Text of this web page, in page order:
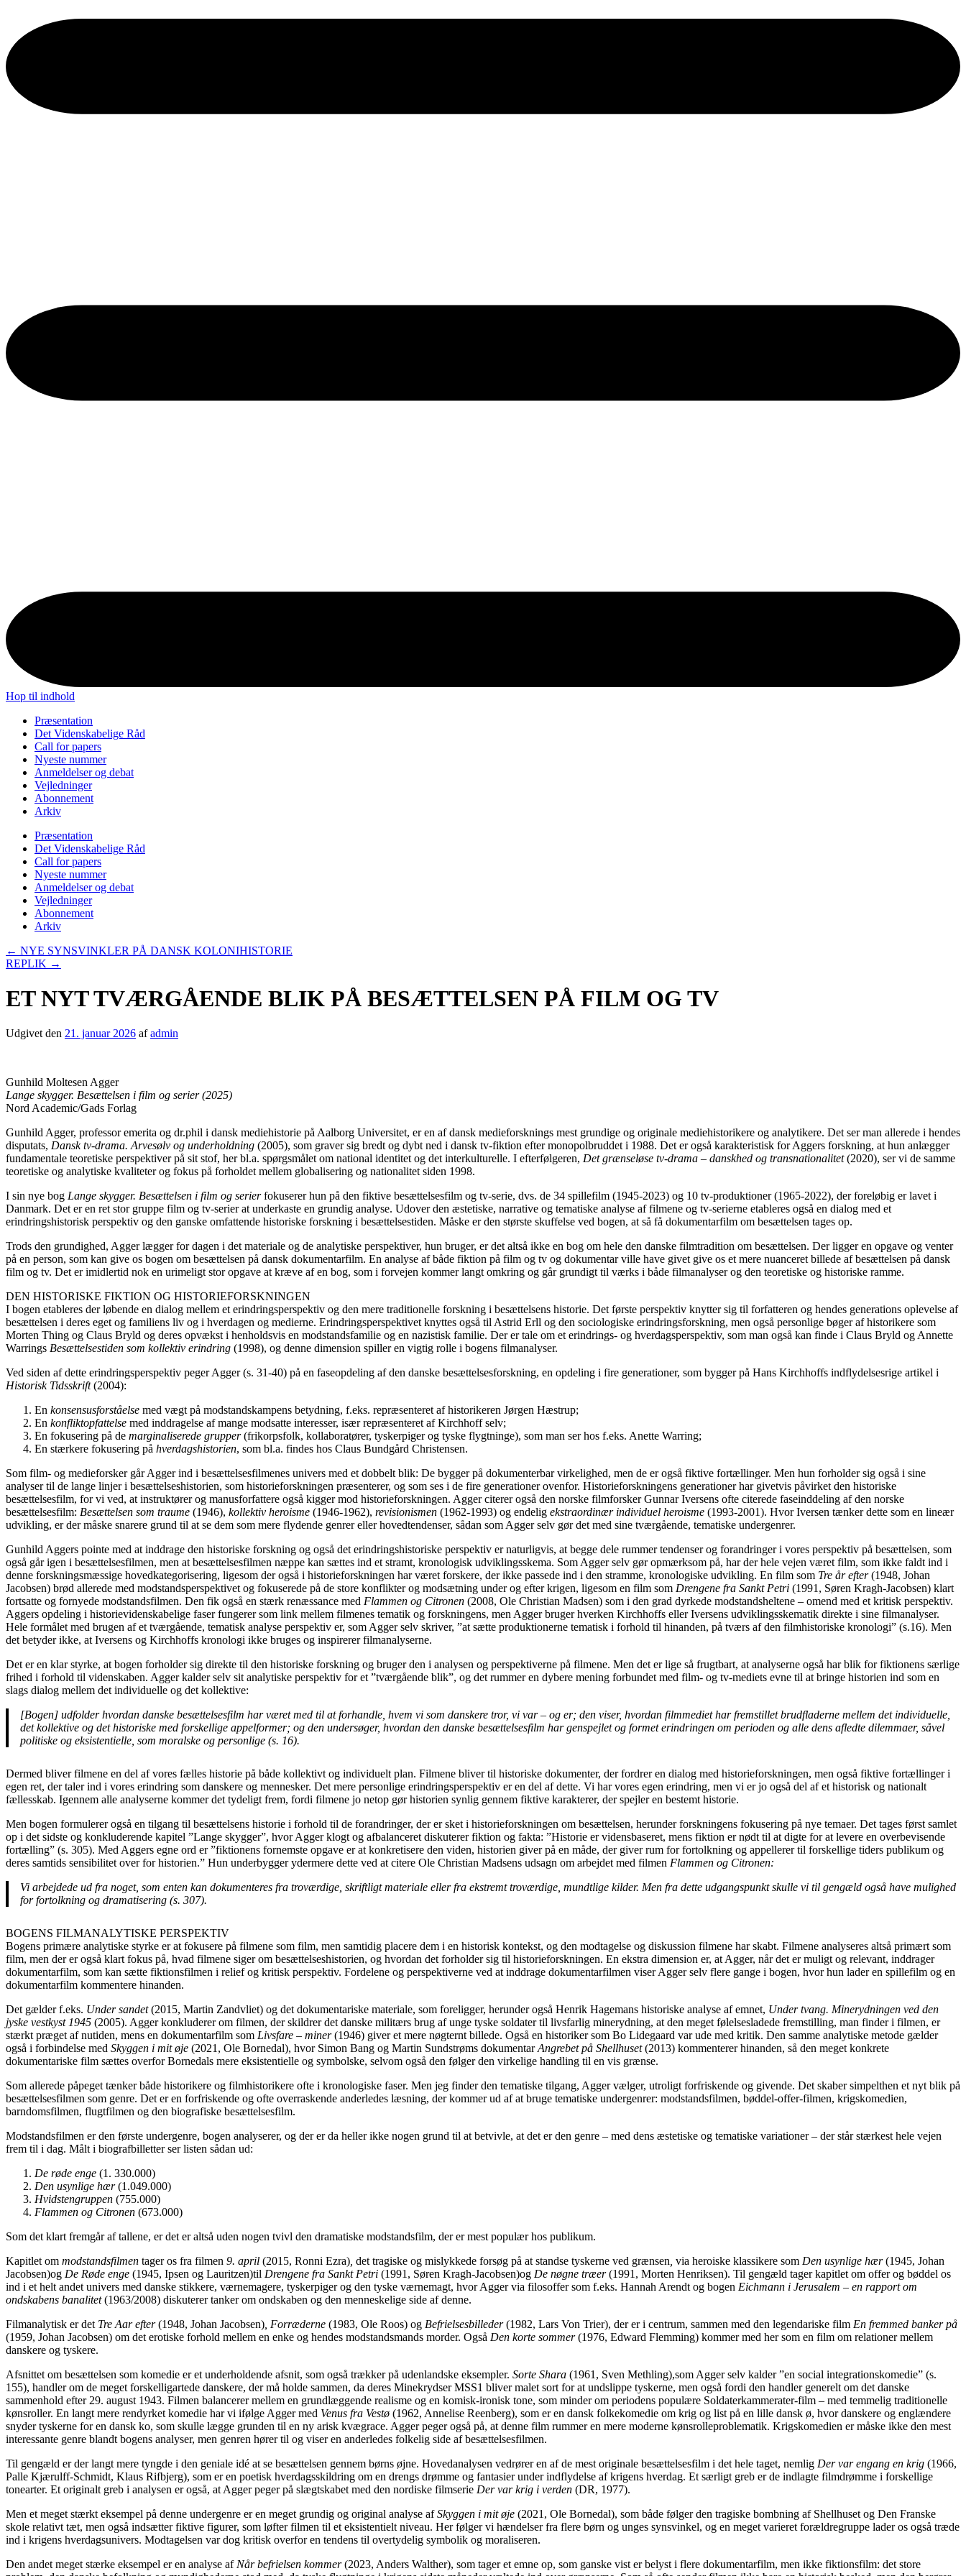
Hop til indhold
Præsentation
Det Videnskabelige Råd
Call for papers
Nyeste nummer
Anmeldelser og debat
Vejledninger
Abonnement
Arkiv
Præsentation
Det Videnskabelige Råd
Call for papers
Nyeste nummer
Anmeldelser og debat
Vejledninger
Abonnement
Arkiv
← NYE SYNSVINKLER PÅ DANSK KOLONIHISTORIE
REPLIK →
ET NYT TVÆRGÅENDE BLIK PÅ BESÆTTELSEN PÅ FILM OG TV
Udgivet den 21. januar 2026 af admin
Gunhild Moltesen Agger
Lange skygger. Besættelsen i film og serier (2025)
Nord Academic/Gads Forlag
Gunhild Agger, professor emerita og dr.phil i dansk mediehistorie på Aalborg Universitet, er en af dansk medieforsknings mest grundige og originale mediehistorikere og analytikere. Det ser man allerede i hendes
disputats, Dansk tv-drama. Arvesølv og underholdning (2005), som graver sig bredt og dybt ned i dansk tv-fiktion efter monopolbruddet i 1988. Det er også karakteristisk for Aggers forskning, at hun anlægger
fundamentale teoretiske perspektiver på sit stof, her bl.a. spørgsmålet om national identitet og det interkulturelle. I efterfølgeren, Det grænseløse tv-drama – danskhed og transnationalitet(2020), ser vi de samme
teoretiske og analytiske kvaliteter og fokus på forholdet mellem globalisering og nationalitet siden 1998.
I sin nye bog Lange skygger. Besættelsen i film og serierfokuserer hun på den fiktive besættelsesfilm og tv-serie, dvs. de 34 spillefilm (1945-2023) og 10 tv-produktioner (1965-2022), der foreløbig er lavet i
Danmark. Det er en ret stor gruppe film og tv-serier at underkaste en grundig analyse. Udover den æstetiske, narrative og tematiske analyse af filmene og tv-serierne etableres også en dialog med et
erindringshistorisk perspektiv og den ganske omfattende historiske forskning i besættelsestiden. Måske er den største skuffelse ved bogen, at så få dokumentarfilm om besættelsen tages op.
Trods den grundighed, Agger lægger for dagen i det materiale og de analytiske perspektiver, hun bruger, er det altså ikke en bog om hele den danske filmtradition om besættelsen. Der ligger en opgave og venter
på en person, som kan give os bogen om besættelsen på dansk dokumentarfilm. En analyse af både fiktion på film og tv og dokumentar ville have givet give os et mere nuanceret billede af besættelsen på dansk
film og tv. Det er imidlertid nok en urimeligt stor opgave at kræve af en bog, som i forvejen kommer langt omkring og går grundigt til værks i både filmanalyser og den teoretiske og historiske ramme.
DEN HISTORISKE FIKTION OG HISTORIEFORSKNINGEN
I bogen etableres der løbende en dialog mellem et erindringsperspektiv og den mere traditionelle forskning i besættelsens historie. Det første perspektiv knytter sig til forfatteren og hendes generations oplevelse af
besættelsen i deres eget og familiens liv og i hverdagen og medierne. Erindringsperspektivet knyttes også til Astrid Erll og den sociologiske erindringsforskning, men også personlige bøger af historikere som
Morten Thing og Claus Bryld og deres opvækst i henholdsvis en modstandsfamilie og en nazistisk familie. Der er tale om et erindrings- og hverdagsperspektiv, som man også kan finde i Claus Bryld og Annette
Warrings Besættelsestiden som kollektiv erindring (1998), og denne dimension spiller en vigtig rolle i bogens filmanalyser.
Ved siden af dette erindringsperspektiv peger Agger (s. 31-40) på en faseopdeling af den danske besættelsesforskning, en opdeling i fire generationer, som bygger på Hans Kirchhoffs indflydelsesrige artikel i
Historisk Tidsskrift(2004):
En konsensusforståelse med vægt på modstandskampens betydning, f.eks. repræsenteret af historikeren Jørgen Hæstrup;
En konfliktopfattelse med inddragelse af mange modsatte interesser, især repræsenteret af Kirchhoff selv;
En fokusering på de marginaliserede grupper(frikorpsfolk, kollaboratører, tyskerpiger og tyske flygtninge), som man ser hos f.eks. Anette Warring;
En stærkere fokusering på hverdagshistorien, som bl.a. findes hos Claus Bundgård Christensen.
Som film- og medieforsker går Agger ind i besættelsesfilmenes univers med et dobbelt blik: De bygger på dokumenterbar virkelighed, men de er også fiktive fortællinger. Men hun forholder sig også i sine
analyser til de lange linjer i besættelseshistorien, som historieforskningen præsenterer, og som ses i de fire generationer ovenfor. Historieforskningens generationer har givetvis påvirket den historiske
besættelsesfilm, for vi ved, at instruktører og manusforfattere også kigger mod historieforskningen. Agger citerer også den norske filmforsker Gunnar Iversens ofte citerede faseinddeling af den norske
besættelsesfilm: Besættelsen som traume (1946), kollektiv heroisme (1946-1962), revisionismen (1962-1993) og endelig ekstraordinær individuel heroisme (1993-2001). Hvor Iversen tænker dette som en lineær
udvikling, er der måske snarere grund til at se dem som mere flydende genrer eller hovedtendenser, sådan som Agger selv gør det med sine tværgående, tematiske undergenrer.
Gunhild Aggers pointe med at inddrage den historiske forskning og også det erindringshistoriske perspektiv er naturligvis, at begge dele rummer tendenser og forandringer i vores perspektiv på besættelsen, som
også går igen i besættelsesfilmen, men at besættelsesfilmen næppe kan sættes ind et stramt, kronologisk udviklingsskema. Som Agger selv gør opmærksom på, har der hele vejen været film, som ikke faldt ind i
denne forskningsmæssige hovedkategorisering, ligesom der også i historieforskningen har været forskere, der ikke passede ind i den stramme, kronologiske udvikling. En film som Tre år efter(1948, Johan
Jacobsen) brød allerede med modstandsperspektivet og fokuserede på de store konflikter og modsætning under og efter krigen, ligesom en film som Drengene fra Sankt Petri (1991, Søren Kragh-Jacobsen) klart
fortsatte og fornyede modstandsfilmen. Den fik også en stærk renæssance med Flammen og Citronen (2008, Ole Christian Madsen) som i den grad dyrkede modstandsheltene – omend med et kritisk perspektiv.
Aggers opdeling i historievidenskabelige faser fungerer som link mellem filmenes tematik og forskningens, men Agger bruger hverken Kirchhoffs eller Iversens udviklingsskematik direkte i sine filmanalyser.
Hele formålet med brugen af et tværgående, tematisk analyse perspektiv er, som Agger selv skriver, ”at sætte produktionerne tematisk i forhold til hinanden, på tværs af den filmhistoriske kronologi” (s.16). Men
det betyder ikke, at Iversens og Kirchhoffs kronologi ikke bruges og inspirerer filmanalyserne.
Det er en klar styrke, at bogen forholder sig direkte til den historiske forskning og bruger den i analysen og perspektiverne på filmene. Men det er lige så frugtbart, at analyserne også har blik for fiktionens særlige
frihed i forhold til videnskaben. Agger kalder selv sit analytiske perspektiv for et ”tværgående blik”, og det rummer en dybere mening forbundet med film- og tv-mediets evne til at bringe historien ind som en
slags dialog mellem det individuelle og det kollektive:
[Bogen] udfolder hvordan danske besættelsesfilm har været med til at forhandle, hvem vi som danskere tror, vi var – og er; den viser, hvordan filmmediet har fremstillet brudfladerne mellem det individuelle,
det kollektive og det historiske med forskellige appelformer; og den undersøger, hvordan den danske besættelsesfilm har genspejlet og formet erindringen om perioden og alle dens afledte dilemmaer, såvel
politiske og eksistentielle, som moralske og personlige (s. 16).
Dermed bliver filmene en del af vores fælles historie på både kollektivt og individuelt plan. Filmene bliver til historiske dokumenter, der fordrer en dialog med historieforskningen, men også fiktive fortællinger i
egen ret, der taler ind i vores erindring som danskere og mennesker. Det mere personlige erindringsperspektiv er en del af dette. Vi har vores egen erindring, men vi er jo også del af et historisk og nationalt
fællesskab. Igennem alle analyserne kommer det tydeligt frem, fordi filmene jo netop gør historien synlig gennem fiktive karakterer, der spejler en bestemt historie.
Men bogen formulerer også en tilgang til besættelsens historie i forhold til de forandringer, der er sket i historieforskningen om besættelsen, herunder forskningens fokusering på nye temaer. Det tages først samlet
op i det sidste og konkluderende kapitel ”Lange skygger”, hvor Agger klogt og afbalanceret diskuterer fiktion og fakta: ”Historie er vidensbaseret, mens fiktion er nødt til at digte for at levere en overbevisende
fortælling” (s. 305). Med Aggers egne ord er ”fiktionens fornemste opgave er at konkretisere den viden, historien giver på en måde, der giver rum for fortolkning og appellerer til forskellige tiders publikum og
deres samtids sensibilitet over for historien.” Hun underbygger ydermere dette ved at citere Ole Christian Madsens udsagn om arbejdet med filmen Flammen og Citronen:
Vi arbejdede ud fra noget, som enten kan dokumenteres fra troværdige, skriftligt materiale eller fra ekstremt troværdige, mundtlige kilder. Men fra dette udgangspunkt skulle vi til gengæld også have mulighed
for fortolkning og dramatisering (s. 307).
BOGENS FILMANALYTISKE PERSPEKTIV
Bogens primære analytiske styrke er at fokusere på filmene som film, men samtidig placere dem i en historisk kontekst, og den modtagelse og diskussion filmene har skabt. Filmene analyseres altså primært som
film, men der er også klart fokus på, hvad filmene siger om besættelseshistorien, og hvordan det forholder sig til historieforskningen. En ekstra dimension er, at Agger, når det er muligt og relevant, inddrager
dokumentarfilm, som kan sætte fiktionsfilmen i relief og kritisk perspektiv. Fordelene og perspektiverne ved at inddrage dokumentarfilmen viser Agger selv flere gange i bogen, hvor hun lader en spillefilm og en
dokumentarfilm kommentere hinanden.
Det gælder f.eks. Under sandet(2015, Martin Zandvliet) og det dokumentariske materiale, som foreligger, herunder også Henrik Hagemans historiske analyse af emnet, Under tvang. Minerydningen ved den
jyske vestkyst 1945 (2005). Agger konkluderer om filmen, der skildrer det danske militærs brug af unge tyske soldater til livsfarlig minerydning, at den meget følelsesladede fremstilling, man finder i filmen, er
stærkt præget af nutiden, mens en dokumentarfilm som Livsfare – miner(1946) giver et mere nøgternt billede. Også en historiker som Bo Lidegaard var ude med kritik. Den samme analytiske metode gælder
også i forbindelse med Skyggen i mit øje (2021, Ole Bornedal), hvor Simon Bang og Martin Sundstrøms dokumentarAngrebet på Shellhuset(2013) kommenterer hinanden, så den meget konkrete
dokumentariske film sættes overfor Bornedals mere eksistentielle og symbolske, selvom også den følger den virkelige handling til en vis grænse.
Som allerede påpeget tænker både historikere og filmhistorikere ofte i kronologiske faser. Men jeg finder den tematiske tilgang, Agger vælger, utroligt forfriskende og givende. Det skaber simpelthen et nyt blik på
besættelsesfilmen som genre. Det er en forfriskende og ofte overraskende anderledes læsning, der kommer ud af at bruge tematiske undergenrer: modstandsfilmen, bøddel-offer-filmen, krigskomedien,
barndomsfilmen, flugtfilmen og den biografiske besættelsesfilm.
Modstandsfilmen er den første undergenre, bogen analyserer, og der er da heller ikke nogen grund til at betvivle, at det er den genre – med dens æstetiske og tematiske variationer – der står stærkest hele vejen
frem til i dag. Målt i biografbilletter ser listen sådan ud:
De røde enge (1. 330.000)
Den usynlige hær(1.049.000)
Hvidstengruppen (755.000)
Flammen og Citronen (673.000)
Som det klart fremgår af tallene, er det er altså uden nogen tvivl den dramatiske modstandsfilm, der er mest populær hos publikum.
Kapitlet om modstandsfilmen tager os fra filmen 9. april (2015, Ronni Ezra), det tragiske og mislykkede forsøg på at standse tyskerne ved grænsen, via heroiske klassikere som Den usynlige hær(1945, Johan
Jacobsen)og De Røde enge (1945, Ipsen og Lauritzen)til Drengene fra Sankt Petri (1991, Søren Kragh-Jacobsen)og De nøgne træer(1991, Morten Henriksen). Til gengæld tager kapitlet om offer og bøddel os
ind i et helt andet univers med danske stikkere, værnemagere, tyskerpiger og den tyske værnemagt, hvor Agger via filosoffer som f.eks. Hannah Arendt og bogen Eichmann i Jerusalem – en rapport om
ondskabens banalitet(1963/2008) diskuterer tanker om ondskaben og den menneskelige side af denne.
Filmanalytisk er det Tre Aar efter(1948, Johan Jacobsen), Forræderne (1983, Ole Roos) og Befrielsesbilleder(1982, Lars Von Trier), der er i centrum, sammen med den legendariske film En fremmed banker på
(1959, Johan Jacobsen) om det erotiske forhold mellem en enke og hendes modstandsmands morder. Også Den korte sommer(1976, Edward Flemming) kommer med her som en film om relationer mellem
danskere og tyskere.
Afsnittet om besættelsen som komedie er et underholdende afsnit, som også trækker på udenlandske eksempler. Sorte Shara (1961, Sven Methling),som Agger selv kalder ”en social integrationskomedie” (s.
155), handler om de meget forskelligartede danskere, der må holde sammen, da deres Minekrydser MSS1 bliver malet sort for at undslippe tyskerne, men også fordi den handler generelt om det danske
sammenhold efter 29. august 1943. Filmen balancerer mellem en grundlæggende realisme og en komisk-ironisk tone, som minder om periodens populære Soldaterkammerater-film – med temmelig traditionelle
kønsroller. En langt mere rendyrket komedie har vi ifølge Agger med Venus fra Vestø (1962, Annelise Reenberg), som er en dansk folkekomedie om krig og list på en lille dansk ø, hvor danskere og englændere
snyder tyskerne for en dansk ko, som skulle lægge grunden til en ny arisk kvægrace. Agger peger også på, at denne film rummer en mere moderne kønsrolleproblematik. Krigskomedien er måske ikke den mest
interessante genre blandt bogens analyser, men genren hører til og viser en anderledes folkelig side af besættelsesfilmen.
Til gengæld er der langt mere tyngde i den geniale idé at se besættelsen gennem børns øjne. Hovedanalysen vedrører en af de mest originale besættelsesfilm i det hele taget, nemlig Der var engang en krig (1966,
Palle Kjærulff-Schmidt, Klaus Rifbjerg), som er en poetisk hverdagsskildring om en drengs drømme og fantasier under indflydelse af krigens hverdag. Et særligt greb er de indlagte filmdrømme i forskellige
tonearter. Et originalt greb i analysen er også, at Agger peger på slægtskabet med den nordiske filmserie Der var krig i verden (DR, 1977).
Men et meget stærkt eksempel på denne undergenre er en meget grundig og original analyse afSkyggen i mit øje (2021, Ole Bornedal), som både følger den tragiske bombning af Shellhuset og Den Franske
skole relativt tæt, men også indsætter fiktive figurer, som løfter filmen til et eksistentielt niveau. Her følger vi hændelser fra flere børn og unges synsvinkel, og en meget varieret forældregruppe lader os også træde
ind i krigens hverdagsunivers. Modtagelsen var dog kritisk overfor en tendens til overtydelig symbolik og moraliseren.
Den andet meget stærke eksempel er en analyse afNår befrielsen kommer(2023, Anders Walther), som tager et emne op, som ganske vist er belyst i flere dokumentarfilm, men ikke fiktionsfilm: det store